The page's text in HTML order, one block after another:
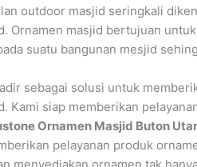
outdoor masjid seringkali
Ornamen masjid bertujuan
suatu bangunan mesjid
sebagai solusi untuk
Kami siap memberikan
Ornamen Masjid Buton
pelayanan produk
menyediakan ornamen tak